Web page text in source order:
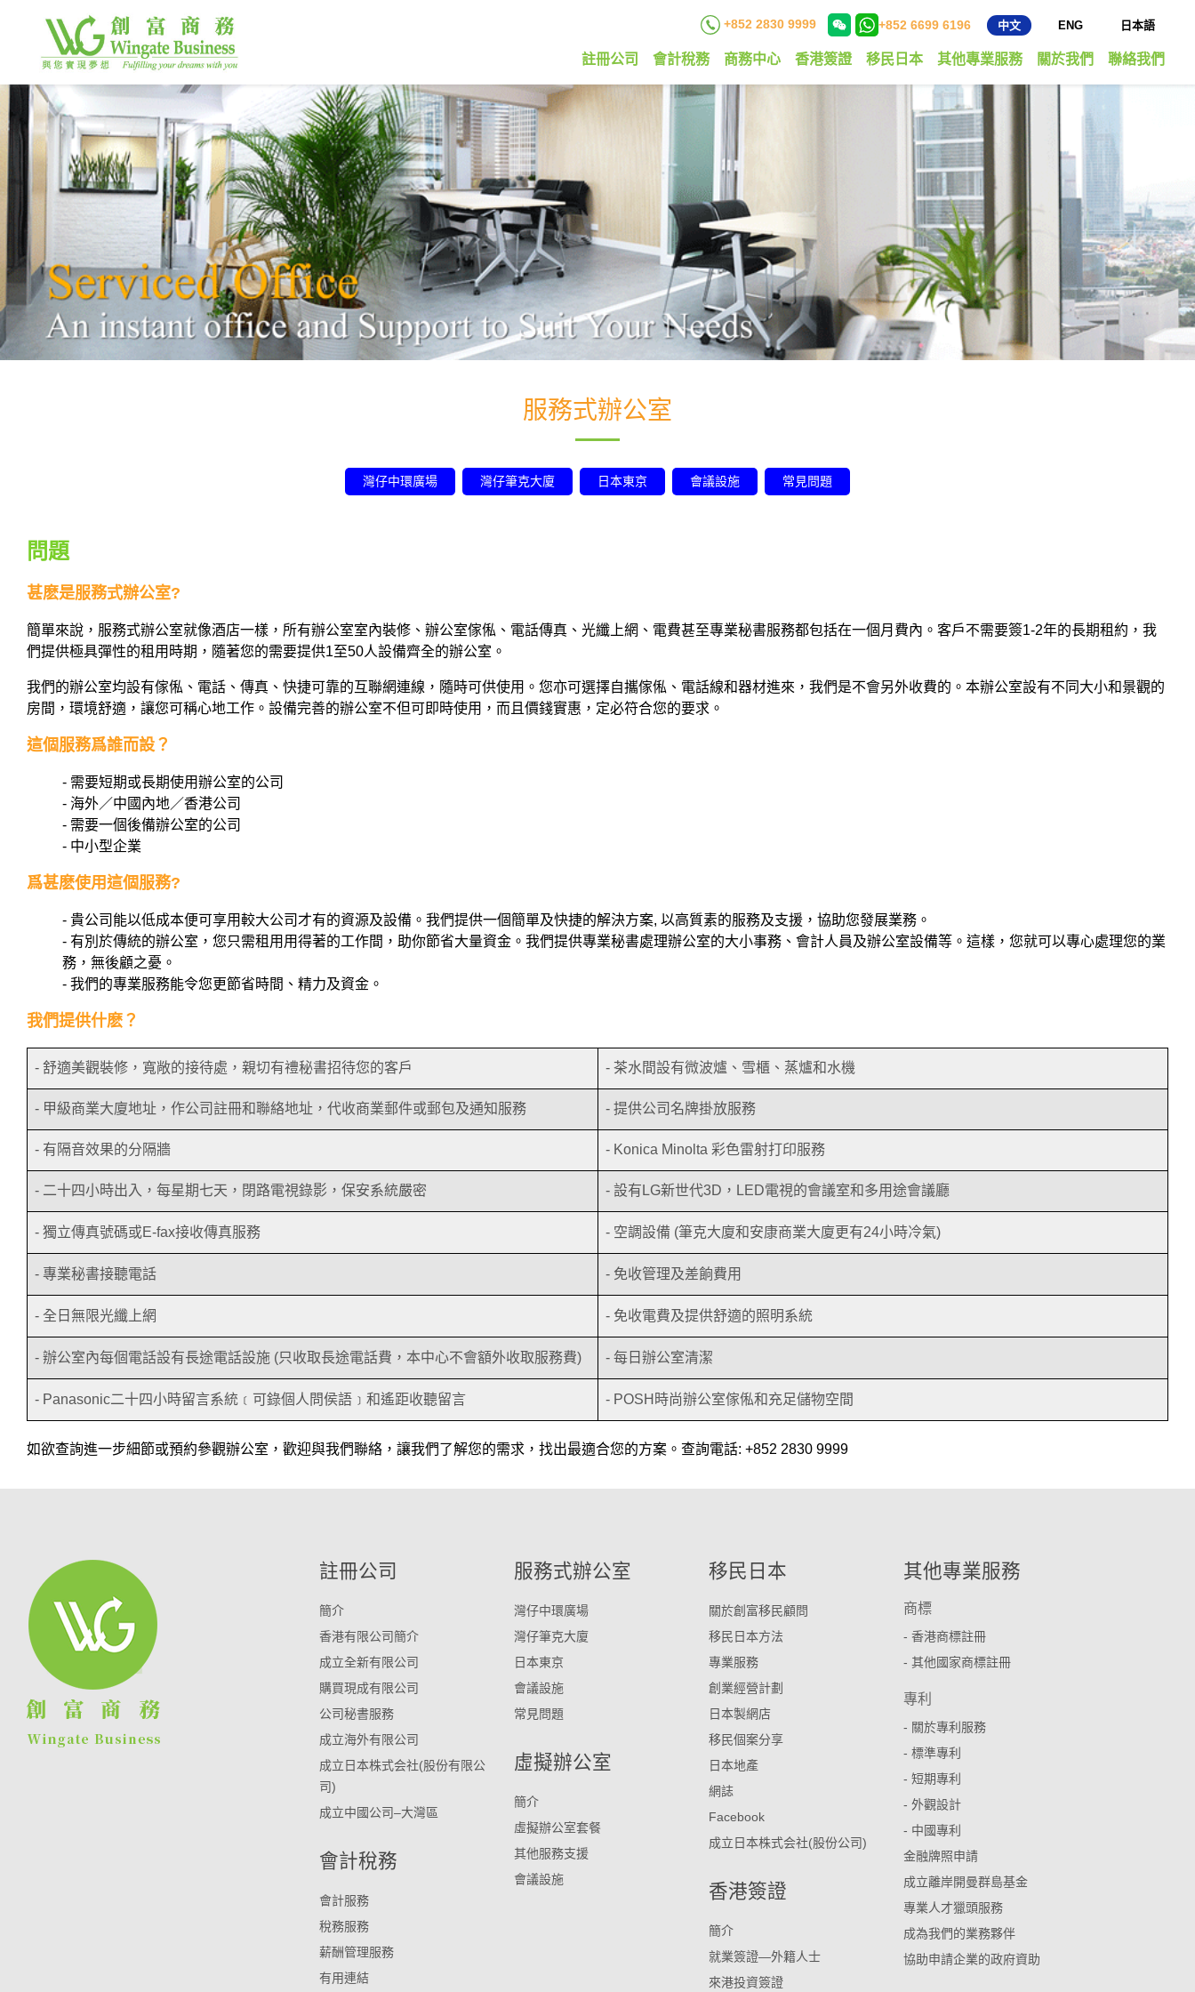
+852 2830 9999 +852 6699 6196 中文 ENG 日本語
註冊公司 會計稅務 商務中心 香港簽證 移民日本 其他專業服務 關於我們 聯絡我們
服務式辦公室
灣仔中環廣場 灣仔筆克大廈 日本東京 會議設施 常見問題
問題
甚麽是服務式辦公室?
簡單來說，服務式辦公室就像酒店一樣，所有辦公室室內裝修、辦公室傢俬、電話傳真、光纖上網、電費甚至專業秘書服務都包括在一個月費內。客戶不需要簽1-2年的長期租約，我
們提供極具彈性的租用時期，隨著您的需要提供1至50人設備齊全的辦公室。
我們的辦公室均設有傢俬、電話、傳真、快捷可靠的互聯網連線，隨時可供使用。您亦可選擇自攜傢俬、電話線和器材進來，我們是不會另外收費的。本辦公室設有不同大小和景觀的
房間，環境舒適，讓您可稱心地工作。設備完善的辦公室不但可即時使用，而且價錢實惠，定必符合您的要求。
這個服務爲誰而設？
- 需要短期或長期使用辦公室的公司
- 海外／中國內地／香港公司
- 需要一個後備辦公室的公司
- 中小型企業
爲甚麽使用這個服務?
- 貴公司能以低成本便可享用較大公司才有的資源及設備。我們提供一個簡單及快捷的解決方案, 以高質素的服務及支援，協助您發展業務。
- 有別於傳統的辦公室，您只需租用用得著的工作間，助你節省大量資金。我們提供專業秘書處理辦公室的大小事務、會計人員及辦公室設備等。這樣，您就可以專心處理您的業
務，無後顧之憂。
- 我們的專業服務能令您更節省時間、精力及資金。
我們提供什麽？
- 舒適美觀裝修，寬敞的接待處，親切有禮秘書招待您的客戶 - 茶水間設有微波爐、雪櫃、蒸爐和水機
- 甲級商業大廈地址，作公司註冊和聯絡地址，代收商業郵件或郵包及通知服務 - 提供公司名牌掛放服務
- 有隔音效果的分隔牆 - Konica Minolta 彩色雷射打印服務
- 二十四小時出入，每星期七天，閉路電視錄影，保安系統嚴密 - 設有LG新世代3D，LED電視的會議室和多用途會議廳
- 獨立傳真號碼或E-fax接收傳真服務 - 空調設備 (筆克大廈和安康商業大廈更有24小時冷氣)
- 專業秘書接聽電話 - 免收管理及差餉費用
- 全日無限光纖上網 - 免收電費及提供舒適的照明系統
- 辦公室內每個電話設有長途電話設施 (只收取長途電話費，本中心不會額外收取服務費) - 每日辦公室清潔
- Panasonic二十四小時留言系統﹝可錄個人問侯語﹞和遙距收聽留言 - POSH時尚辦公室傢俬和充足儲物空間
如欲查詢進一步細節或預約參觀辦公室，歡迎與我們聯絡，讓我們了解您的需求，找出最適合您的方案。查詢電話: +852 2830 9999
註冊公司
簡介
香港有限公司簡介
成立全新有限公司
購買現成有限公司
公司秘書服務
成立海外有限公司
成立日本株式会社(股份有限公
司)
成立中國公司–大灣區
會計稅務
會計服務
稅務服務
薪酬管理服務
有用連結
服務式辦公室
灣仔中環廣場
灣仔筆克大廈
日本東京
會議設施
常見問題
虛擬辦公室
簡介
虛擬辦公室套餐
其他服務支援
會議設施
移民日本
關於創富移民顧問
移民日本方法
專業服務
創業經營計劃
日本製網店
移民個案分享
日本地產
網誌
Facebook
成立日本株式会社(股份公司)
香港簽證
簡介
就業簽證—外籍人士
來港投資簽證
其他專業服務
商標
- 香港商標註冊
- 其他國家商標註冊
專利
- 關於專利服務
- 標準專利
- 短期專利
- 外觀設計
- 中國專利
金融牌照申請
成立離岸開曼群島基金
專業人才獵頭服務
成為我們的業務夥伴
協助申請企業的政府資助